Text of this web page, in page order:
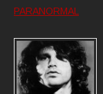
PARANORMAL